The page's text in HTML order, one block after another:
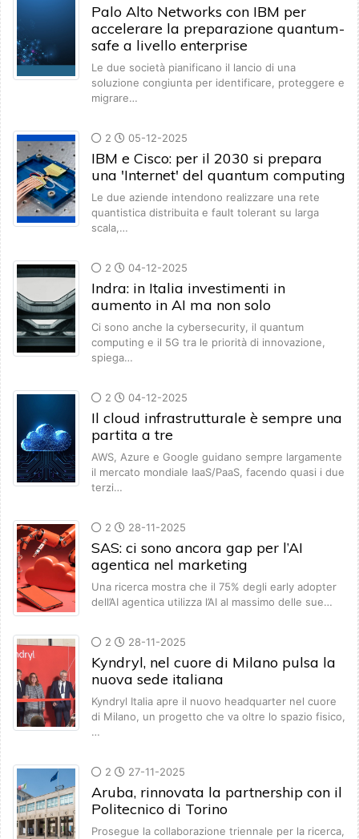
Palo Alto Networks con IBM per
accelerare la preparazione quantum-
safe a livello enterprise
Le due società pianificano il lancio di una
soluzione congiunta per identificare, proteggere e
migrare…
2 05-12-2025
IBM e Cisco: per il 2030 si prepara
una 'Internet' del quantum computing
Le due aziende intendono realizzare una rete
quantistica distribuita e fault tolerant su larga
scala,…
2 04-12-2025
Indra: in Italia investimenti in
aumento in AI ma non solo
Ci sono anche la cybersecurity, il quantum
computing e il 5G tra le priorità di innovazione,
spiega…
2 04-12-2025
Il cloud infrastrutturale è sempre una
partita a tre
AWS, Azure e Google guidano sempre largamente
il mercato mondiale IaaS/PaaS, facendo quasi i due
terzi…
2 28-11-2025
SAS: ci sono ancora gap per l’AI
agentica nel marketing
Una ricerca mostra che il 75% degli early adopter
dell’AI agentica utilizza l’AI al massimo delle sue…
2 28-11-2025
Kyndryl, nel cuore di Milano pulsa la
nuova sede italiana
Kyndryl Italia apre il nuovo headquarter nel cuore
di Milano, un progetto che va oltre lo spazio fisico,
…
2 27-11-2025
Aruba, rinnovata la partnership con il
Politecnico di Torino
Prosegue la collaborazione triennale per la ricerca,